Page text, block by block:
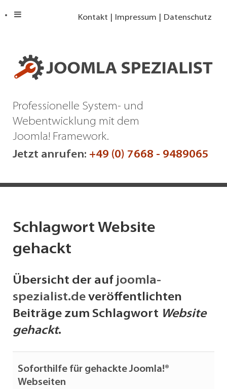
Kontakt Impressum Datenschutz
Professionelle System- und
Webentwicklung mit dem
Joomla! Framework.
Jetzt anrufen: +49 (0) 7668 - 9489065
Schlagwort Website
gehackt
Übersicht der auf joomla-
spezialist.de veröffentlichten
Beiträge zum Schlagwort Website
gehackt.
Soforthilfe für gehackte Joomla!®
Webseiten